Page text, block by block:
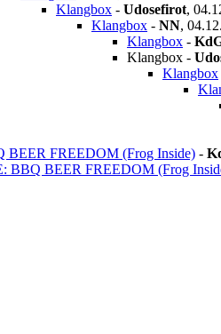
Klangbox - Udosefirot,
Klangbox - NN,
Klangbox -
Klangbox -
Klangbox
BEER FREEDOM (Frog Inside) -
BBQ BEER FREEDOM (Frog